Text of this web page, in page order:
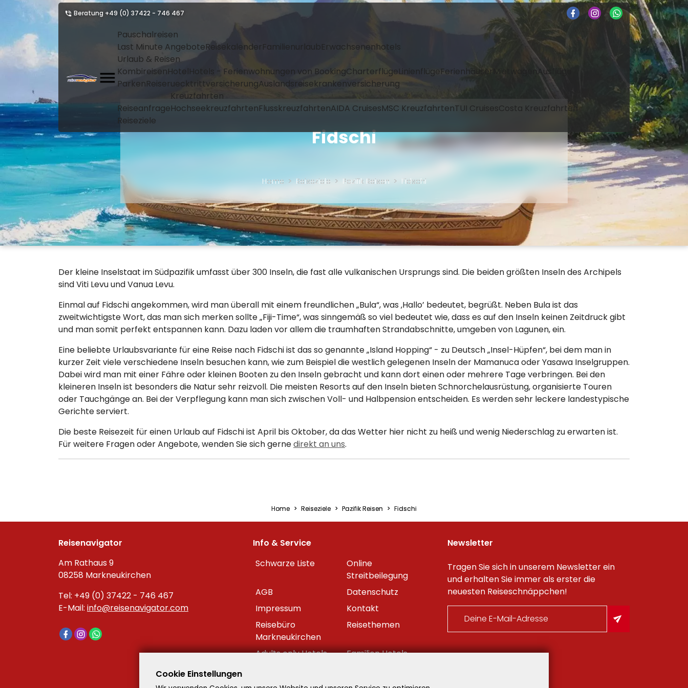
Beratung +49 (0) 37422 - 746 467
Pauschalreisen
Last Minute AngeboteReisekalenderFamilienurlaubErwachsenenhotels
Urlaub & Reisen
KombireisenHotelHotels - Ferienwohnungen von BookingCharterflügeLinienflügeFerienhäuser MietwagenAusflüge
ParkenReiseruecktrittversicherungAuslandsreisekrankenversicherung
Reiseanfrage
Kreuzfahrten
HochseekreuzfahrtenFlusskreuzfahrtenAIDA CruisesMSC KreuzfahrtenTUI CruisesCosta Kreuzfahrten
Reiseziele
Fidschi
Home Reiseziele Pazifik Reisen Fidschi
Der kleine Inselstaat im Südpazifik umfasst über 300 Inseln, die fast alle vulkanischen Ursprungs sind. Die beiden größten Inseln des Archipels
sind Viti Levu und Vanua Levu.
Einmal auf Fidschi angekommen, wird man überall mit einem freundlichen „Bula“, was ‚Hallo’ bedeutet, begrüßt. Neben Bula ist das
zweitwichtigste Wort, das man sich merken sollte „Fiji-Time“, was sinngemäß so viel bedeutet wie, dass es auf den Inseln keinen Zeitdruck gibt
und man somit perfekt entspannen kann. Dazu laden vor allem die traumhaften Strandabschnitte, umgeben von Lagunen, ein.
Eine beliebte Urlaubsvariante für eine Reise nach Fidschi ist das so genannte „Island Hopping“ - zu Deutsch „Insel-Hüpfen“, bei dem man in
kurzer Zeit viele verschiedene Inseln besuchen kann, wie zum Beispiel die westlich gelegenen Inseln der Mamanuca oder Yasawa Inselgruppen.
Dabei wird man mit einer Fähre oder kleinen Booten zu den Inseln gebracht und kann dort einen oder mehrere Tage verbringen. Bei den
kleineren Inseln ist besonders die Natur sehr reizvoll. Die meisten Resorts auf den Inseln bieten Schnorchelausrüstung, organisierte Touren
oder Tauchgänge an. Bei der Verpflegung kann man sich zwischen Voll- und Halbpension entscheiden. Es werden sehr leckere landestypische
Gerichte serviert.
Die beste Reisezeit für einen Urlaub auf Fidschi ist April bis Oktober, da das Wetter hier nicht zu heiß und wenig Niederschlag zu erwarten ist.
Für weitere Fragen oder Angebote, wenden Sie sich gernedirekt an uns.
Home Reiseziele Pazifik Reisen Fidschi
Reisenavigator
Am Rathaus 9
08258 Markneukirchen
Tel: +49 (0) 37422 - 746 467
E-Mail: info@reisenavigator.com
Info & Service
Schwarze Liste
Online
Streitbeilegung
AGB
Datenschutz
Impressum
Kontakt
Reisebüro
Markneukirchen
Reisethemen
Adults only Hotels
Familien Hotels
Newsletter
Tragen Sie sich in unserem Newsletter ein
und erhalten Sie immer als erster die
neuesten Reiseschnäppchen!
Cookie Einstellungen